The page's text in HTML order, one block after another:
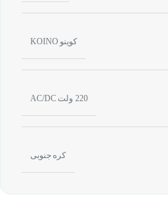
کوینو KOINO
220 ولت AC/DC
کره جنوبی